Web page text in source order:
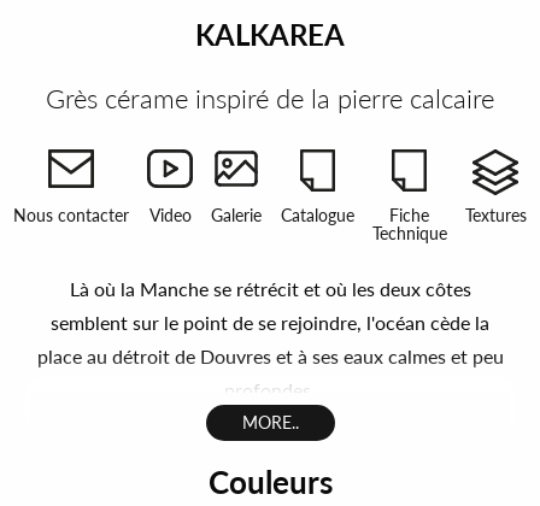
KALKAREA
Grès cérame inspiré de la pierre calcaire
Nous contacter Video Galerie Catalogue
Fiche
Technique
Textures
Là où la Manche se rétrécit et où les deux côtes
semblent sur le point de se rejoindre, l'océan cède la
place au détroit de Douvres et à ses eaux calmes et peu
profondes.
Ici, le passage des millénaires a formé un calcaire ductile
civilisations nordiques et de leurs constructions.
MORE..
Couleurs